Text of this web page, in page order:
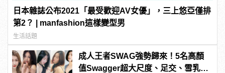
日本雜誌公布2021「最受歡迎AV女優」，三上悠亞僅排
第2？ | manfashion這樣變型男
生活話題
成人王者SWAG強勢歸來！5名高顏
值Swagger超大尺度、足交、雪乳、